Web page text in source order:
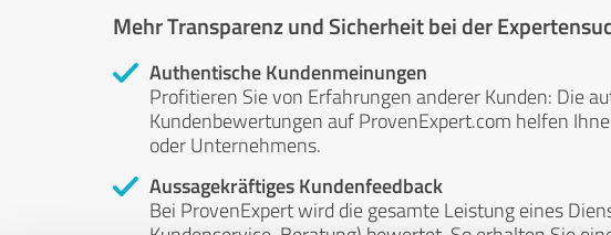
Mehr Transparenz und Sicherheit bei der
Authentische Kundenmeinungen
Profitieren Sie von Erfahrungen anderer Kunden: Die
Kundenbewertungen auf ProvenExpert.com helfen
oder Unternehmens.
Aussagekräftiges Kundenfeedback
Bei ProvenExpert wird die gesamte Leistung eines